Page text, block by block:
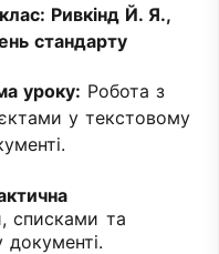
Ривкінд Й. Я.,
стандарту
уроку: Робота з
у текстовому
списками та